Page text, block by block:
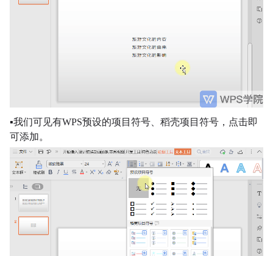
▪我们可见有WPS预设的项目符号、稻壳项目符号，点击即
可添加。